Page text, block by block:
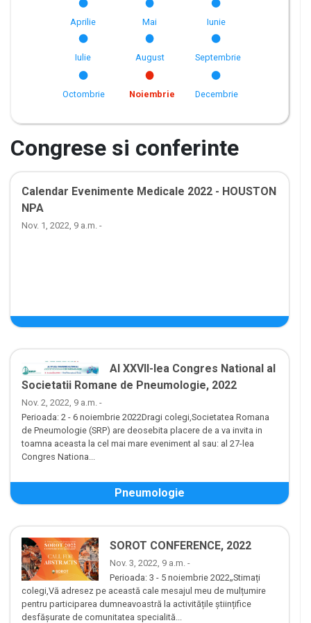
Aprilie Mai Iunie
Iulie August Septembrie
Octombrie Noiembrie Decembrie
Congrese si conferinte
Calendar Evenimente Medicale 2022 - HOUSTON
NPA
Nov. 1, 2022, 9 a.m. -
Al XXVII-lea Congres National al
Societatii Romane de Pneumologie, 2022
Nov. 2, 2022, 9 a.m. -
Perioada: 2 - 6 noiembrie 2022Dragi colegi,Societatea Romana
de Pneumologie (SRP) are deosebita placere de a va invita in
toamna aceasta la cel mai mare eveniment al sau: al 27-lea
Congres Nationa...
Pneumologie
SOROT CONFERENCE, 2022
Nov. 3, 2022, 9 a.m. -
Perioada: 3 - 5 noiembrie 2022„Stimați
colegi,Vă adresez pe această cale mesajul meu de mulțumire
pentru participarea dumneavoastră la activitățile științifice
desfășurate de comunitatea specialită...